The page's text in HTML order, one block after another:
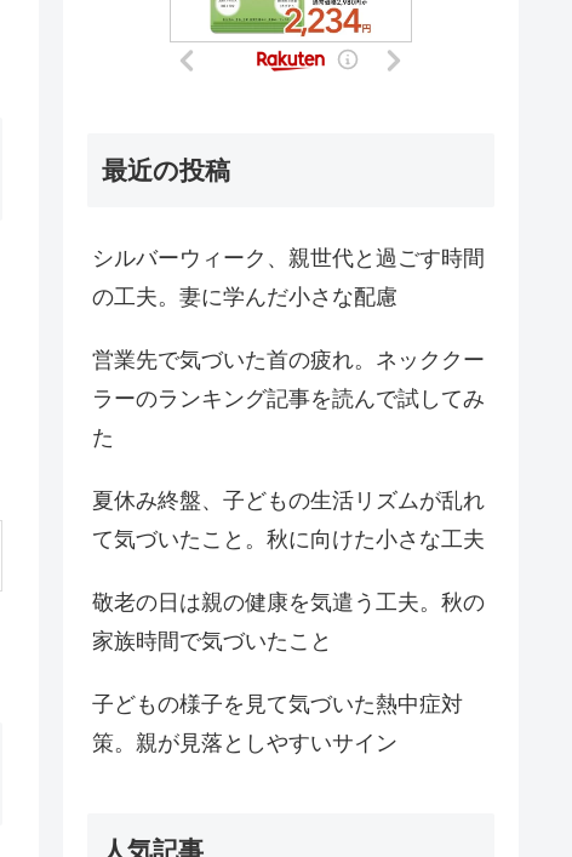
最近の投稿
シルバーウィーク、親世代と過ごす時間
の工夫。妻に学んだ小さな配慮
営業先で気づいた首の疲れ。ネッククー
ラーのランキング記事を読んで試してみ
た
夏休み終盤、子どもの生活リズムが乱れ
て気づいたこと。秋に向けた小さな工夫
敬老の日は親の健康を気遣う工夫。秋の
家族時間で気づいたこと
子どもの様子を見て気づいた熱中症対
策。親が見落としやすいサイン
人気記事